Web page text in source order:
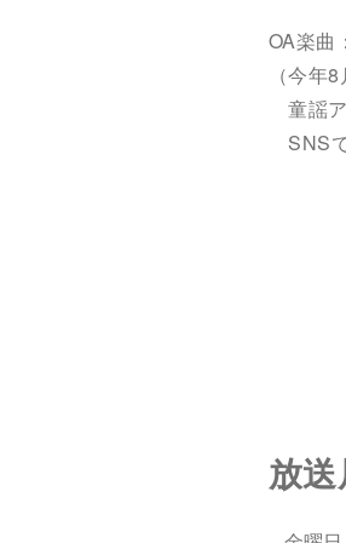
OA楽曲
（今年
童謡
SNS
放